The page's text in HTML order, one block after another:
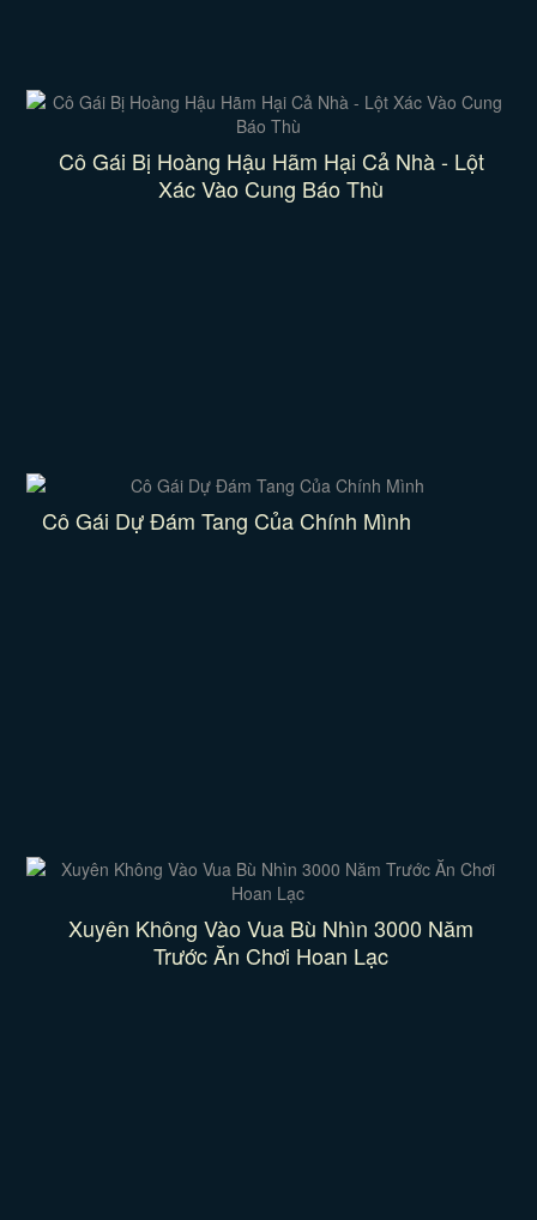
Cô Gái Bị Hoàng Hậu Hãm Hại Cả Nhà - Lột
Xác Vào Cung Báo Thù
Cô Gái Dự Đám Tang Của Chính Mình
Xuyên Không Vào Vua Bù Nhìn 3000 Năm
Trước Ăn Chơi Hoan Lạc